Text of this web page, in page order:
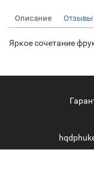
Описание Отзывы
Яркое сочетание